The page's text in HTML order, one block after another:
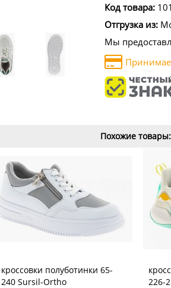
Код товара:
Отгрузка из:
Мы
Похожие товары:
кроссовки полуботинки 65-
240 Sursil-Ortho
226-